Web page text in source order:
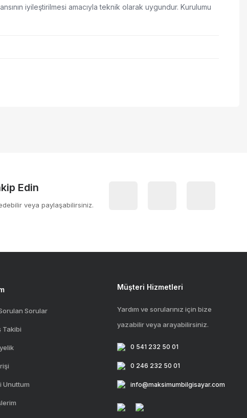
iyileştirilmesi amacıyla teknik olarak uygundur. Kurulumu
Edin
veya paylaşabilirsiniz.
Sorular
Takibi
Unuttum
Müşteri Hizmetleri
Yardım ve sorularınız için bize
yazabilir veya arayabilirsiniz.
0 541 232 50 01
0 246 232 50 01
info@maksimumbilgisayar.com